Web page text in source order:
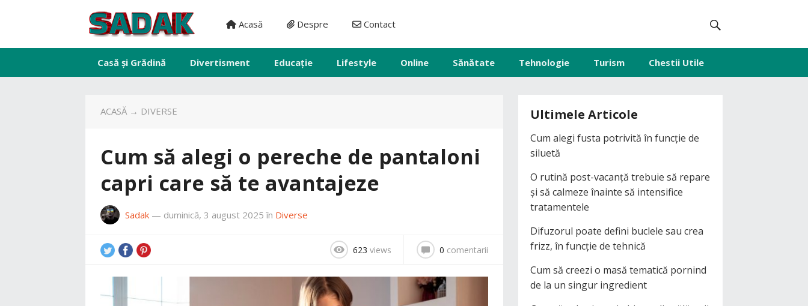
Acasă Despre Contact
Casă și Grădină Divertisment Educație Lifestyle Online Sănătate Tehnologie Turism Chestii Utile
ACASĂ→ DIVERSE
Cum să alegi o pereche de pantaloni
capri care să te avantajeze
Sadak — duminică, 3 august 2025 în Diverse
623 views 0 comentarii
Ultimele Articole
Cum alegi fusta potrivită în funcție de
siluetă
O rutină post-vacanță trebuie să repare
și să calmeze înainte să intensifice
tratamentele
Difuzorul poate defini buclele sau crea
frizz, în funcție de tehnică
Cum să creezi o masă tematică pornind
de la un singur ingredient